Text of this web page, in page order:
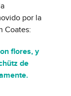
por la
Coates:
flores, y
de